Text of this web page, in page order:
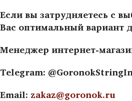
Если вы затрудняетесь с
Вас оптимальный вариант
Менеджер интернет-
Telegram:
Email: zakaz@goronok.ru